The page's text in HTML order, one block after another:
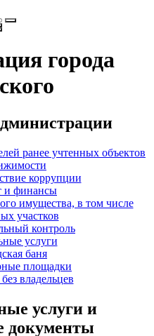
города
ранее учтенных объектов
коррупции
и финансы
имущества, в том числе
участков
контроль
услуги
баня
площадки
владельцев
услуги и
документы